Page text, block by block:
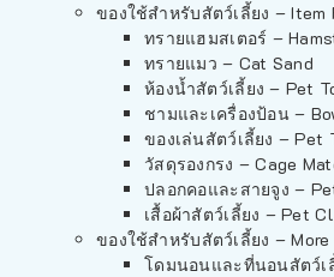
ของใช้สำหรับสัตว์เลี้ยง – Item
ทรายแฮมสเตอร์ –
ทรายแมว – Cat Sand
ห้องน้ำสัตว์เลี้ยง – Pet
ชามและเครื่องป้อน –
ของเล่นสัตว์เลี้ยง – Pet
วัสดุรองกรง – Cage
ปลอกคอและสายจูง –
เสื้อผ้าสัตว์เลี้ยง – Pet
ของใช้สำหรับสัตว์เลี้ยง – More
โดมนอนและที่นอนสัตว์เ